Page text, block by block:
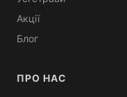
Акції
Блог
ПРО НАС